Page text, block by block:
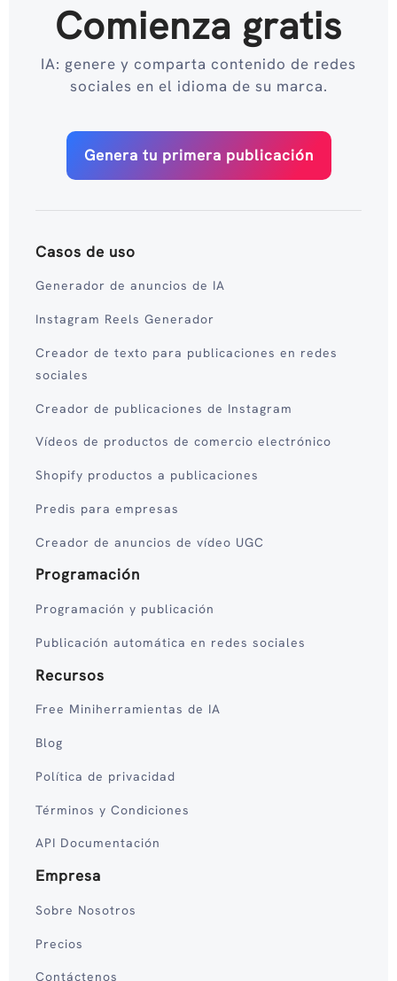
Comienza gratis
IA: genere y comparta contenido de redes
sociales en el idioma de su marca.
Genera tu primera publicación
Casos de uso
Generador de anuncios de IA
Instagram Reels Generador
Creador de texto para publicaciones en redes
sociales
Creador de publicaciones de Instagram
Vídeos de productos de comercio electrónico
Shopify productos a publicaciones
Predis para empresas
Creador de anuncios de vídeo UGC
Programación
Programación y publicación
Publicación automática en redes sociales
Recursos
Free Miniherramientas de IA
Blog
Política de privacidad
Términos y Condiciones
API Documentación
Empresa
Sobre Nosotros
Precios
Contáctenos